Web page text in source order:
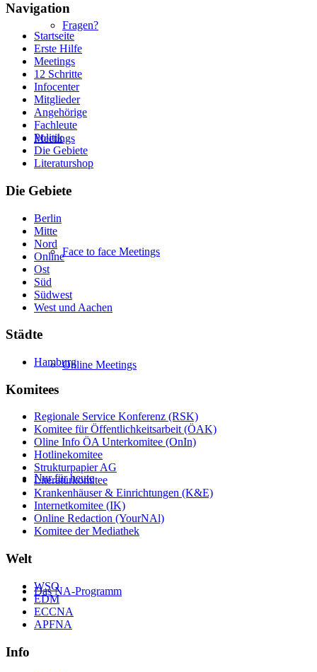
Fragen?
Meetings
Face to face Meetings
Online Meetings
Nur für heute
Das NA-Programm
Navigation
Startseite
Erste Hilfe
Meetings
12 Schritte
Infocenter
Mitglieder
Angehörige
Fachleute
Politik
Die Gebiete
Literaturshop
Die Gebiete
Berlin
Mitte
Nord
Online
Ost
Süd
Südwest
West und Aachen
Städte
Hamburg
Komitees
Regionale Service Konferenz (RSK)
Komitee für Öffentlichkeitsarbeit (ÖAK)
Oline Info ÖA Unterkomitee (OnIn)
Hotlinekomitee
Strukturpapier AG
Literaturkomitee
Krankenhäuser & Einrichtungen (K&E)
Internetkomitee (IK)
Online Redaction (YourNAl)
Komitee der Mediathek
Welt
WSO
EDM
ECCNA
APFNA
Info